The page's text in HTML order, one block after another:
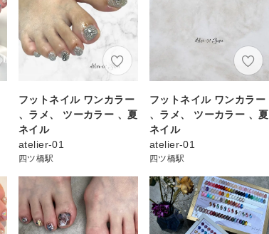
フットネイル ワンカラー
、ラメ、 ツーカラー 、夏
ネイル
atelier-01
四ツ橋駅
フットネイル ワンカラー
、ラメ、 ツーカラー 、夏
ネイル
atelier-01
四ツ橋駅